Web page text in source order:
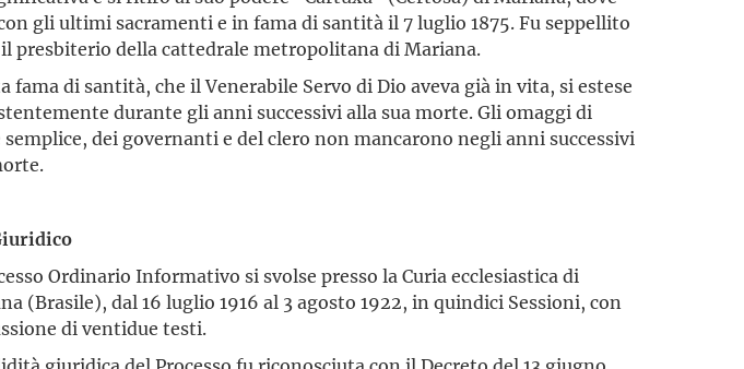
gli ultimi sacramenti e in fama di santità il 7 luglio 1875. Fu seppellito
presbiterio della cattedrale metropolitana di Mariana.
fama di santità, che il Venerabile Servo di Dio aveva già in vita, si estese
durante gli anni successivi alla sua morte. Gli omaggi di
semplice, dei governanti e del clero non mancarono negli anni successivi
Ordinario Informativo si svolse presso la Curia ecclesiastica di
(Brasile), dal 16 luglio 1916 al 3 agosto 1922, in quindici Sessioni, con
di ventidue testi.